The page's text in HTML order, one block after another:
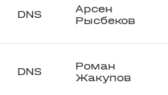
DNS
Арсен
Рысбеков
DNS
Роман
Жакупов